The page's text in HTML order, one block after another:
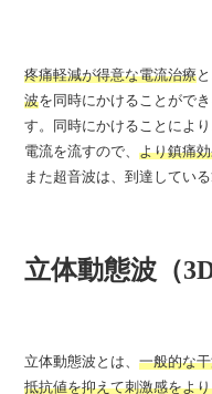
疼痛軽減が得意な電流治療
波を同時にかけることがで
す。同時にかけることによ
電流を流すので、より鎮痛
また超音波は、到達してい
立体動態波（
立体動態波とは、一般的な
抵抗値を抑えて刺激感をよ